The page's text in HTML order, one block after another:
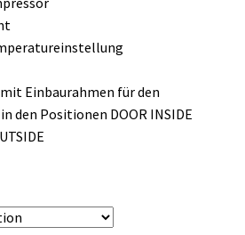
Einbaurahmen für den
den Positionen DOOR INSIDE